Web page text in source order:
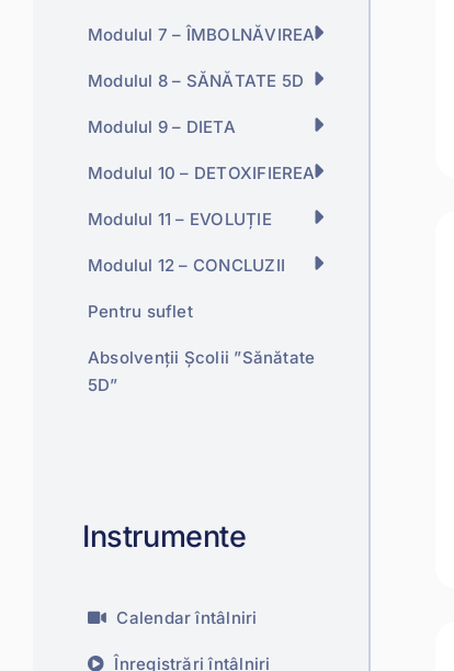
Modulul 7 – ÎMBOLNĂVIREA
Modulul 8 – SĂNĂTATE 5D
Modulul 9 – DIETA
Modulul 10 – DETOXIFIEREA
Modulul 11 – EVOLUȚIE
Modulul 12 – CONCLUZII
Pentru suflet
Absolvenții Școlii ”Sănătate
5D”
Instrumente
Calendar întâlniri
Înregistrări întâlniri